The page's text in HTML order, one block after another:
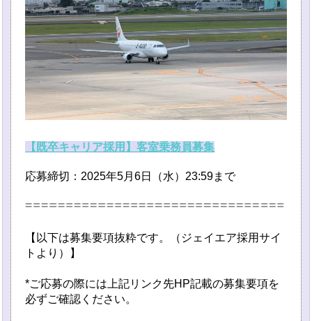
【既卒キャリア採用】客室乗務員募集
応募締切：2025年5月6日（水）23:59まで
【以下は募集要項抜粋です。（ジェイエア採用サイ
トより）】
*ご応募の際には上記リンク先HP記載の募集要項を
必ずご確認ください。